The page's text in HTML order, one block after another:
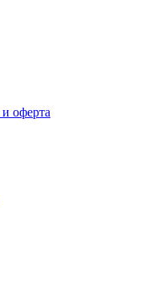
оферта